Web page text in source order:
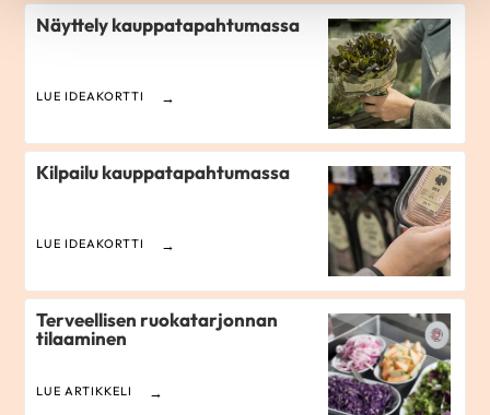
Näyttely kauppatapahtumassa
LUE IDEAKORTTI
Kilpailu kauppatapahtumassa
LUE IDEAKORTTI
Terveellisen ruokatarjonnan
tilaaminen
LUE ARTIKKELI